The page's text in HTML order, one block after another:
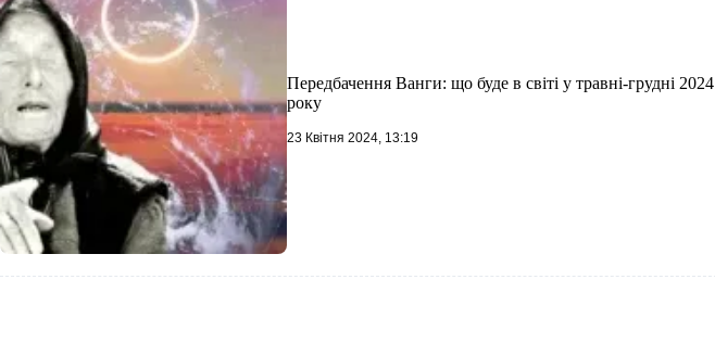
Передбачення Ванги: що буде в світі у травні-грудні 2024
року
23 Квітня 2024, 13:19